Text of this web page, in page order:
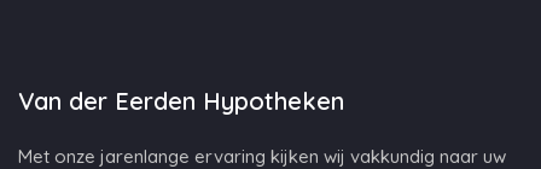
Van der Eerden Hypotheken
Met onze jarenlange ervaring kijken wij vakkundig naar uw